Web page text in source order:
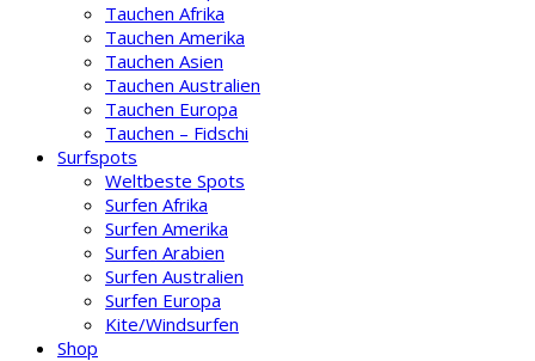
Tauchen Afrika
Tauchen Amerika
Tauchen Asien
Tauchen Australien
Tauchen Europa
Tauchen – Fidschi
Surfspots
Weltbeste Spots
Surfen Afrika
Surfen Amerika
Surfen Arabien
Surfen Australien
Surfen Europa
Kite/Windsurfen
Shop